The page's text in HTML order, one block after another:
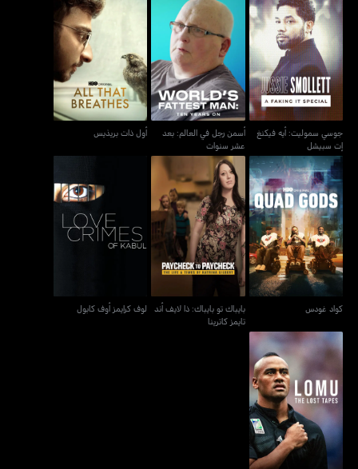
جوسي سموليت: أيه فيكنغ
إت سبيشل
جوسي سموليت: أيه فيكنغ
إت سبيشل
أسمن رجل في العالم: بعد
عشر سنوات
أسمن رجل في العالم: بعد
عشر سنوات
أول ذات بريذيس
أول ذات بريذيس
كواد غودس
كواد غودس
بايباك تو بايباك: ذا لايف أند
تايمز كاترينا
بايباك تو بايباك: ذا لايف أند
تايمز كاترينا
لوف كرايمز أوف كابول
لوف كرايمز أوف كابول
لومو: ذا لوست تيبس